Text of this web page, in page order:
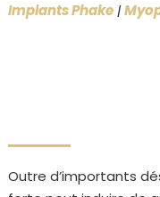
Implants Phake|
Outre d’importants